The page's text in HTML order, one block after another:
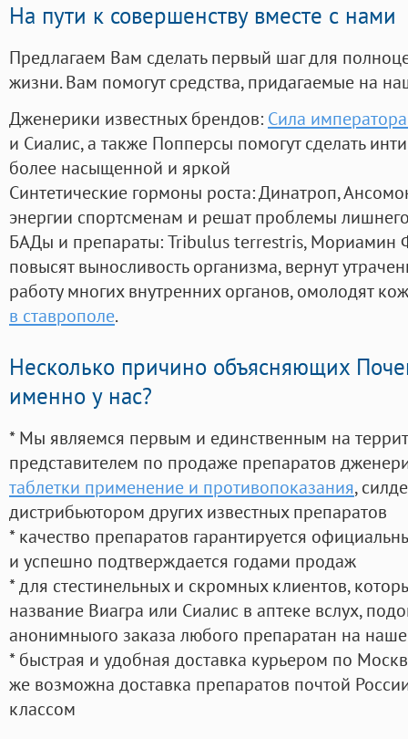
На пути к совершенству вместе с нами
Предлагаем Вам сделать первый шаг для
жизни. Вам помогут средства, придагаемые на
Дженерики известных брендов: Сила
и Сиалис, а также Попперсы помогут сделать
более насыщенной и яркой
Синтетические гормоны роста: Динатроп,
энергии спортсменам и решат проблемы
БАДы и препараты:Tribulus terrestris, Мориамин
повысят выносливость организма, вернут
работу многих внутренних органов, омолодят
в ставрополе.
Несколько причино объясняющих
именно у нас?
* Мы являемся первым и единственным на
представителем по продаже препаратов
таблетки применение и противопоказания,
дистрибьютором других известных препаратов
* качество препаратов гарантируется
и успешно подтверждается годами продаж
* для стестинельных и скромных клиентов,
название Виагра или Сиалис в аптеке вслух,
анонимныого заказа любого препаратан на
* быстрая и удобная доставка курьером по
же возможна доставка препаратов почтой
классом